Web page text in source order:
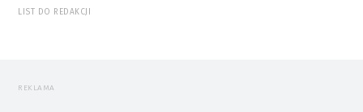
LIST DO REDAKCJI
REKLAMA